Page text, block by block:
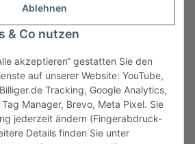
Ablehnen
& Co nutzen
akzeptieren“ gestatten Sie den
auf unserer Website: YouTube,
Tracking, Google Analytics,
Manager, Brevo, Meta Pixel. Sie
jederzeit ändern (Fingerabdruck-
Details finden Sie unter